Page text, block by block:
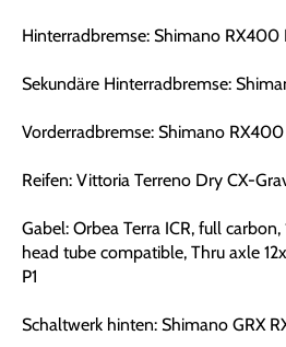
Hinterradbremse: Shimano RX400
Sekundäre Hinterradbremse:
Vorderradbremse: Shimano
Reifen: Vittoria Terreno Dry CX-
Gabel: Orbea Terra ICR, full carbon,
head tube compatible, Thru axle
P1
Schaltwerk hinten: Shimano GRX